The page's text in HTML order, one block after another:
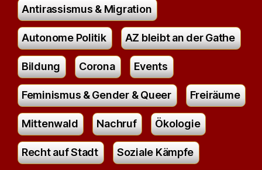
Antirassismus & Migration
Autonome Politik AZ bleibt an der Gathe
Bildung Corona Events
Feminismus & Gender & Queer Freiräume
Mittenwald Nachruf Ökologie
Recht auf Stadt Soziale Kämpfe